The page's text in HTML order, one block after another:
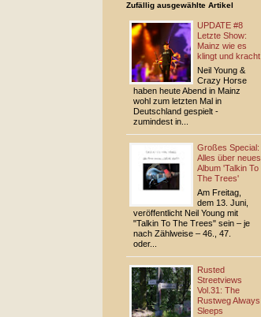
Zufällig ausgewählte Artikel
UPDATE #8
Letzte Show:
Mainz wie es
klingt und kracht
Neil Young &
Crazy Horse
haben heute Abend in Mainz
wohl zum letzten Mal in
Deutschland gespielt -
zumindest in...
Großes Special:
Alles über neues
Album 'Talkin To
The Trees'
Am Freitag,
dem 13. Juni,
veröffentlicht Neil Young mit
"Talkin To The Trees" sein – je
nach Zählweise – 46., 47.
oder...
Rusted
Streetviews
Vol.31: The
Rustweg Always
Sleeps